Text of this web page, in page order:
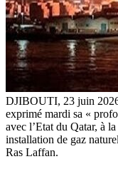
DJIBOUTI, 23 juin
exprimé mardi sa «
avec l’Etat du Qatar, à
installation de gaz
Ras Laffan.